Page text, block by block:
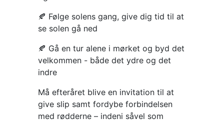
🍂 Følge solens gang, give dig tid til at
se solen gå ned
🍂 Gå en tur alene i mørket og byd det
velkommen - både det ydre og det
indre
Må efteråret blive en invitation til at
give slip samt fordybe forbindelsen
med rødderne – indeni såvel som